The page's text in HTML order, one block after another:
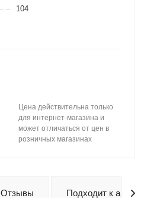
104
Цена действительна только
для интернет-магазина и
может отличаться от цен в
розничных магазинах
Отзывы Подходит к авто